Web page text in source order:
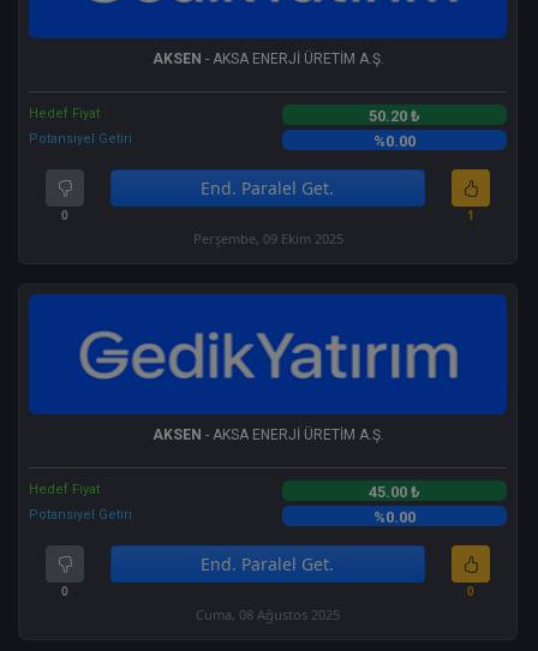
AKSEN - AKSA ENERJİ ÜRETİM A.Ş.
Hedef Fiyat 50.20 ₺
Potansiyel Getiri %0.00
0
End. Paralel Get.
1
Perşembe, 09 Ekim 2025
AKSEN - AKSA ENERJİ ÜRETİM A.Ş.
Hedef Fiyat 45.00 ₺
Potansiyel Getiri %0.00
0
End. Paralel Get.
0
Cuma, 08 Ağustos 2025